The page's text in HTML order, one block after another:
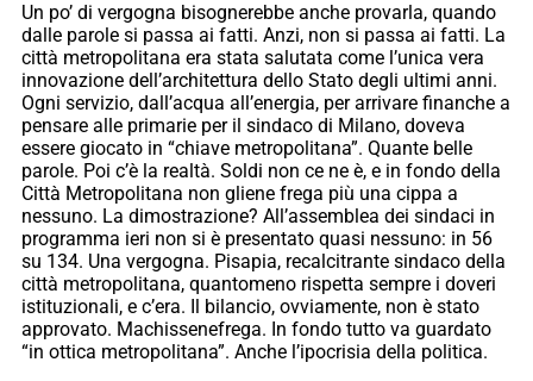
Un po’ di vergogna bisognerebbe anche provarla, quando
dalle parole si passa ai fatti. Anzi, non si passa ai fatti. La
città metropolitana era stata salutata come l’unica vera
innovazione dell’architettura dello Stato degli ultimi anni.
Ogni servizio, dall’acqua all’energia, per arrivare finanche a
pensare alle primarie per il sindaco di Milano, doveva
essere giocato in “chiave metropolitana”. Quante belle
parole. Poi c’è la realtà. Soldi non ce ne è, e in fondo della
Città Metropolitana non gliene frega più una cippa a
nessuno. La dimostrazione? All’assemblea dei sindaci in
programma ieri non si è presentato quasi nessuno: in 56
su 134. Una vergogna. Pisapia, recalcitrante sindaco della
città metropolitana, quantomeno rispetta sempre i doveri
istituzionali, e c’era. Il bilancio, ovviamente, non è stato
approvato. Machissenefrega. In fondo tutto va guardato
“in ottica metropolitana”. Anche l’ipocrisia della politica.